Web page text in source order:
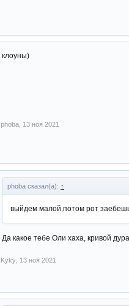
клоуны)
phoba 13 ноя 2021
phoba сказал(а): ↑
выйдем малой,потом рот
Да какое тебе Оли хаха, кривой
Kyky 13 ноя 2021